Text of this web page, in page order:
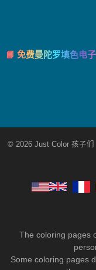
📘 免费曼陀罗填色电
© 2026 Just Color 孩子们
The coloring pages
Some coloring pages